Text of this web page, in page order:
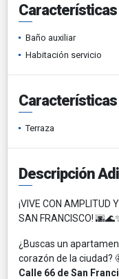
Baño auxiliar
Habitación servicio
Terraza
Descripción
¡VIVE CON AMPLITUD
SAN FRANCISCO!
¿Buscas un
corazón de la ciudad?
Calle 66 de San